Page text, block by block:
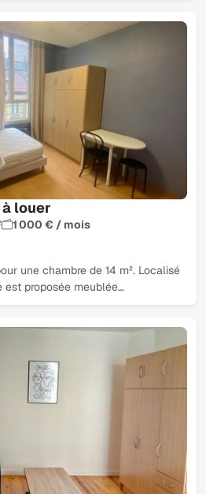
louer
1 000 € / mois
une chambre de 14 m². Localisé
est proposée meublée…